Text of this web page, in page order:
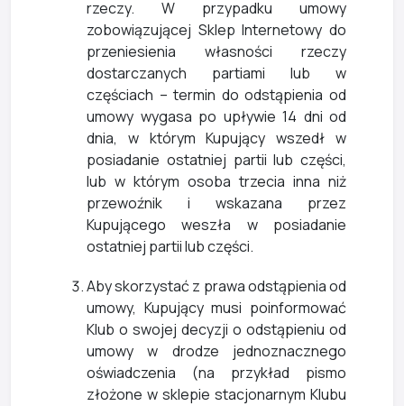
rzeczy. W przypadku umowy
zobowiązującej Sklep Internetowy do
przeniesienia własności rzeczy
dostarczanych partiami lub w
częściach – termin do odstąpienia od
umowy wygasa po upływie 14 dni od
dnia, w którym Kupujący wszedł w
posiadanie ostatniej partii lub części,
lub w którym osoba trzecia inna niż
przewoźnik i wskazana przez
Kupującego weszła w posiadanie
ostatniej partii lub części.
Aby skorzystać z prawa odstąpienia od
umowy, Kupujący musi poinformować
Klub o swojej decyzji o odstąpieniu od
umowy w drodze jednoznacznego
oświadczenia (na przykład pismo
złożone w sklepie stacjonarnym Klubu